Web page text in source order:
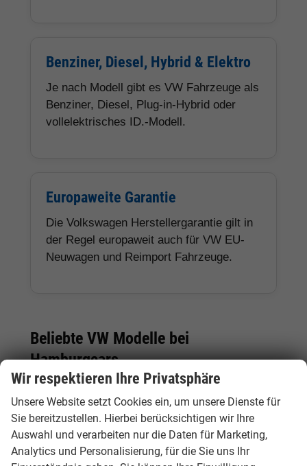
Benziner, Diesel, Hybrid & Elektro
Je nach Modell gibt es VW Fahrzeuge als
Benziner, Diesel, Plug-in-Hybrid oder
vollelektrisches ID.-Modell.
Europaweite Garantie
Die Volkswagen Herstellergarantie gilt in
der Regel europaweit auch für VW EU-
Neuwagen und Reimport Fahrzeuge.
Beliebte VW Modelle bei
Hamburgcars
Modell Fahrzeugtyp Besonderheiten
VW
Polo
Kleinwagen
Kompakt, sparsam und
ideal für Stadt, Pendler
Wir respektieren Ihre Privatsphäre
Unsere Website setzt Cookies ein, um unsere Dienste für
Sie bereitzustellen. Hierbei berücksichtigen wir Ihre
Auswahl und verarbeiten nur die Daten für Marketing,
Analytics und Personalisierung, für die Sie uns Ihr